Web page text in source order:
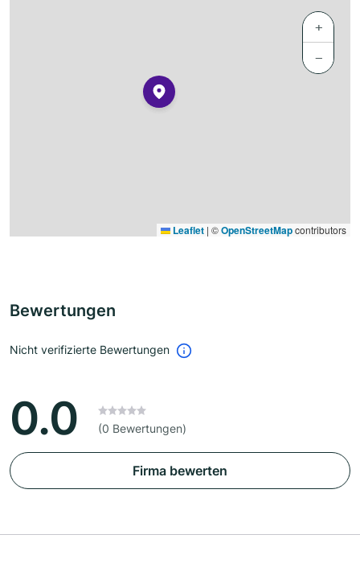
+
−
Leaflet | ©OpenStreetMapcontributors
Bewertungen
Nicht verifizierte Bewertungen
0.0 (0 Bewertungen)
Firma bewerten